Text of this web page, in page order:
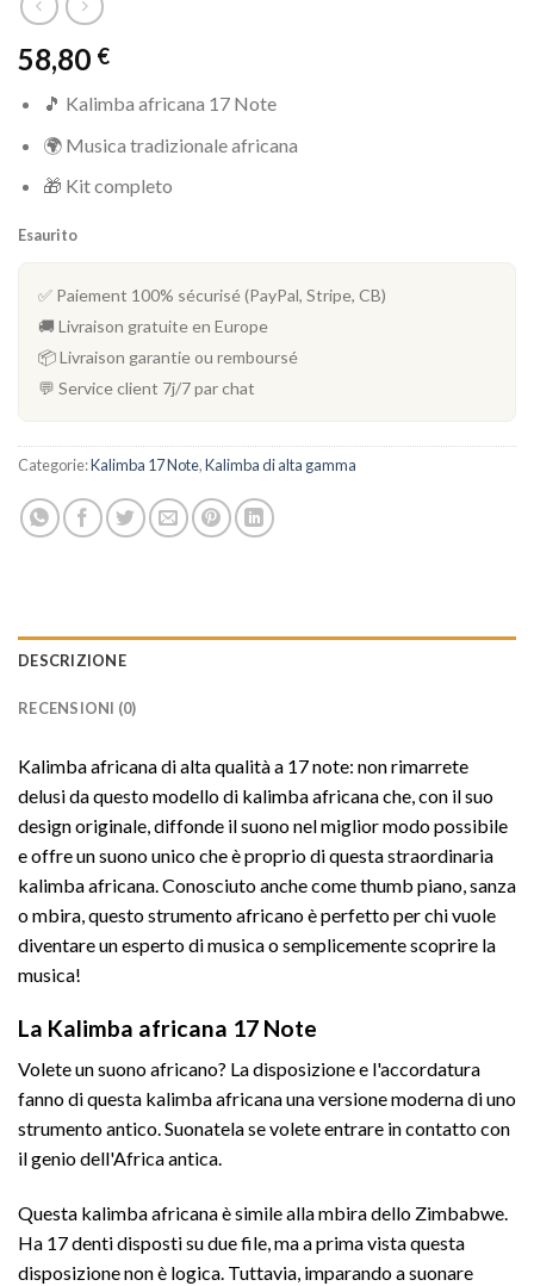
58,80 €
🎵 Kalimba africana 17 Note
🌍 Musica tradizionale africana
🎁 Kit completo
Esaurito
✅ Paiement 100% sécurisé (PayPal, Stripe, CB)
🚚 Livraison gratuite en Europe
📦 Livraison garantie ou remboursé
💬 Service client 7j/7 par chat
Categorie:Kalimba 17 Note,Kalimba di alta gamma
DESCRIZIONE
RECENSIONI (0)
Kalimba africana di alta qualità a 17 note: non rimarrete
delusi da questo modello di kalimba africana che, con il suo
design originale, diffonde il suono nel miglior modo possibile
e offre un suono unico che è proprio di questa straordinaria
kalimba africana. Conosciuto anche come thumb piano, sanza
o mbira, questo strumento africano è perfetto per chi vuole
diventare un esperto di musica o semplicemente scoprire la
musica!
La Kalimba africana 17 Note
Volete un suono africano? La disposizione e l'accordatura
fanno di questa kalimba africana una versione moderna di uno
strumento antico. Suonatela se volete entrare in contatto con
il genio dell'Africa antica.
Questa kalimba africana è simile alla mbira dello Zimbabwe.
Ha 17 denti disposti su due file, ma a prima vista questa
disposizione non è logica. Tuttavia, imparando a suonare